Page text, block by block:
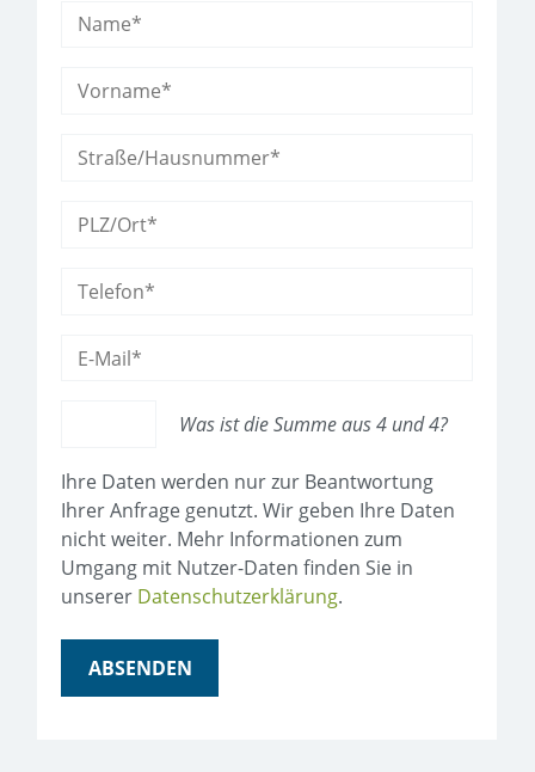
Was ist die Summe aus 4 und 4?
Ihre Daten werden nur zur Beantwortung
Ihrer Anfrage genutzt. Wir geben Ihre Daten
nicht weiter. Mehr Informationen zum
Umgang mit Nutzer-Daten finden Sie in
unserer Datenschutzerklärung.
ABSENDEN